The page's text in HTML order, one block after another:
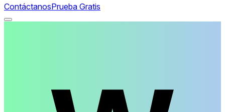
ContáctanosPrueba Gratis